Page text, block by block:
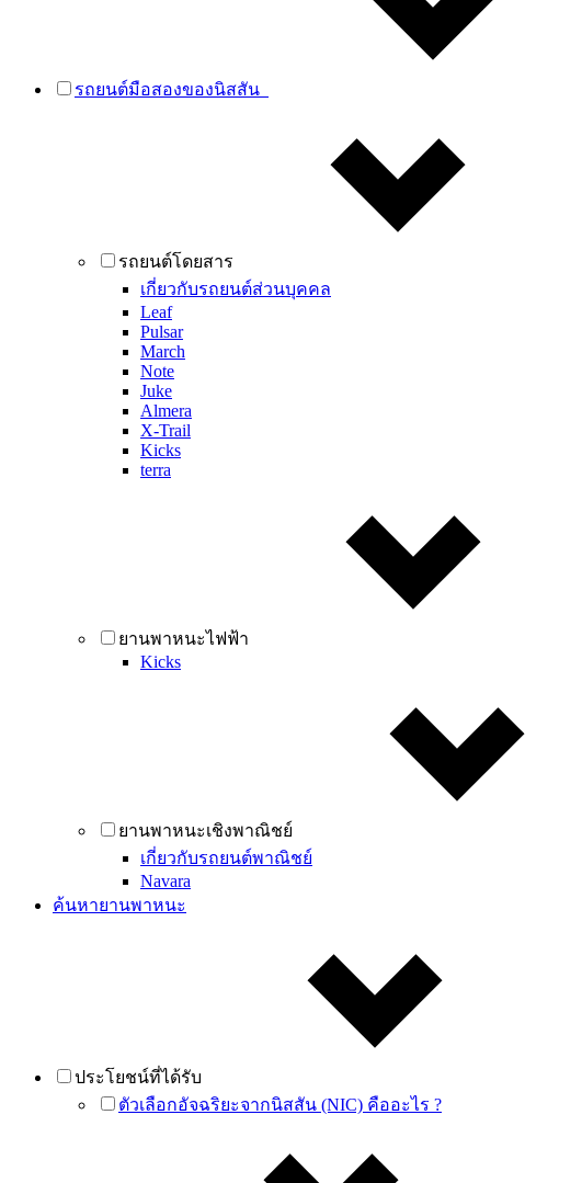
รถยนต์มือสองของนิสสัน
รถยนต์โดยสาร
เกี่ยวกับรถยนต์ส่วนบุคคล
Leaf
Pulsar
March
Note
Juke
Almera
X-Trail
Kicks
terra
ยานพาหนะไฟฟ้า
Kicks
ยานพาหนะเชิงพาณิชย์
เกี่ยวกับรถยนต์พาณิชย์
Navara
ค้นหายานพาหนะ
ประโยชน์ที่ได้รับ
ตัวเลือกอัจฉริยะจากนิสสัน (NIC) คืออะไร ?